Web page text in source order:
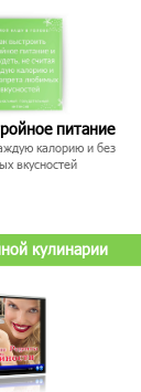
питание
калорию и без
вкусностей
кулинарии